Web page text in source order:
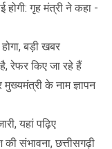
होगी: गृह मंत्री ने कहा -
बड़ी खबर
रेफर किए जा रहे हैं
के नाम ज्ञापन
यहां पढ़िए
संभावना, छत्तीसगढ़ी